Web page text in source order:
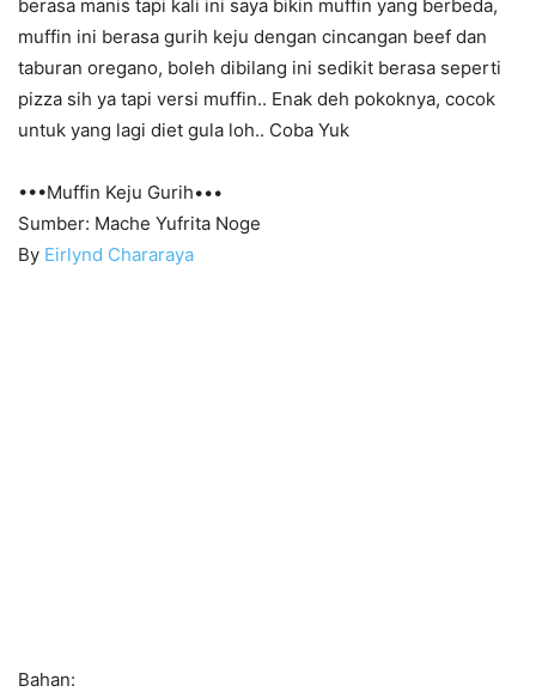
berasa manis tapi kali ini saya bikin muffin yang berbeda,
muffin ini berasa gurih keju dengan cincangan beef dan
taburan oregano, boleh dibilang ini sedikit berasa seperti
pizza sih ya tapi versi muffin.. Enak deh pokoknya, cocok
untuk yang lagi diet gula loh.. Coba Yuk
•••Muffin Keju Gurih•••
Sumber: Mache Yufrita Noge
By Eirlynd Chararaya
Bahan: